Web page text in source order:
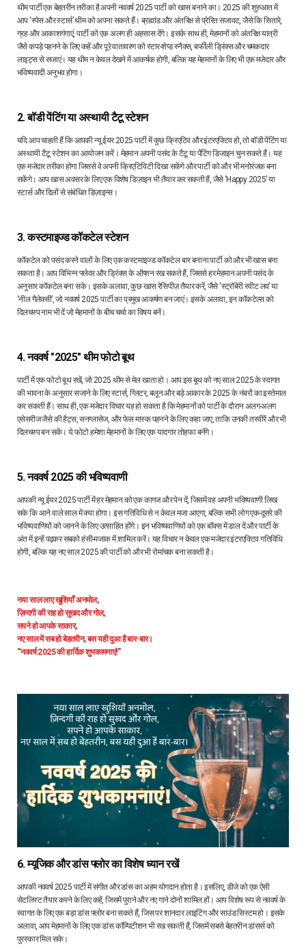
थीम पार्टी एक बेहतरीन तरीका है अपनी नववर्ष 2025 पार्टी को खास बनाने का। 2025 की शुरुआत में
आप ‘स्पेस और स्टार्स’ थीम को अपना सकते हैं। ब्रह्मांड और अंतरिक्ष से प्रेरित सजावट, जैसे कि सितारे,
ग्रह और आकाशगंगाएं, पार्टी को एक अलग ही अहसास देंगे। इसके साथ ही, मेहमानों को अंतरिक्ष यात्री
जैसे कपड़े पहनने के लिए कहें और पूरे वातावरण को स्टार-शेप्ड स्नैक्स, बर्फीली ड्रिंक्स और चमकदार
लाइट्स से सजाएं। यह थीम न केवल देखने में आकर्षक होगी, बल्कि यह मेहमानों के लिए भी एक मजेदार और
भविष्यवादी अनुभव होगा।
2. बॉडी पेंटिंग या अस्थायी टैटू स्टेशन
यदि आप चाहती हैं कि आपकी न्यू ईयर 2025 पार्टी में कुछ क्रिएटिव और इंटरएक्टिव हो, तो बॉडी पेंटिंग या
अस्थायी टैटू स्टेशन का आयोजन करें। मेहमान अपनी पसंद के टैटू या पेंटिंग डिजाइन चुन सकते हैं। यह
एक मजेदार तरीका होगा जिससे वे अपनी क्रिएटिविटी दिखा सकेंगे और पार्टी को और भी मनोरंजक बना
सकेंगे। आप खास अवसर के लिए एक विशेष डिज़ाइन भी तैयार कर सकती हैं, जैसे ‘Happy 2025’ या
स्टार्स और दिलों से संबंधित डिज़ाइन्स।
3. कस्टमाइज्ड कॉकटेल स्टेशन
कॉकटेल को पसंद करने वालों के लिए एक कस्टमाइज्ड कॉकटेल बार बनाना पार्टी को और भी खास बना
सकता है। आप विभिन्न फ्लेवर और ड्रिंक्स के ऑप्शन रख सकते हैं, जिससे हर मेहमान अपनी पसंद के
अनुसार कॉकटेल बना सके। इसके अलावा, कुछ खास रेसिपीज़ तैयार करें, जैसे ‘स्ट्रॉबेरी स्वीट लव’ या
‘नील गैलेक्सी’, जो नववर्ष 2025 पार्टी का प्रमुख आकर्षण बन जाएं। इसके अलावा, इन कॉकटेल्स को
दिलचस्प नाम भी दें जो मेहमानों के बीच चर्चा का विषय बनें।
4. नववर्ष "2025" थीम फोटो बूथ
पार्टी में एक फोटो बूथ रखें, जो 2025 थीम से मेल खाता हो। आप इस बूथ को नए साल 2025 के स्वागत
की भावना के अनुसार सजाने के लिए स्टार्स, ग्लिटर, बलून और बड़े आकार के 2025 के नंबरों का इस्तेमाल
कर सकती हैं। साथ ही, एक मजेदार विचार यह हो सकता है कि मेहमानों को पार्टी के दौरान अलग-अलग
एसेसरीज जैसे की हैट्स, सनग्लासेज, और फेस मास्क पहनने के लिए कहा जाए, ताकि उनकी तस्वीरें और भी
दिलचस्प बन सकें। ये फोटो हमेशा मेहमानों के लिए एक यादगार तोहफा बनेंगे।
5. नववर्ष 2025 की भविष्यवाणी
आपकी न्यू ईयर 2025 पार्टी में हर मेहमान को एक कागज और पेन दें, जिसमें वह अपनी भविष्यवाणी लिख
सके कि आने वाले साल में क्या होगा। इस गतिविधि से न केवल मजा आएगा, बल्कि सभी लोग एक-दूसरे की
भविष्यवाणियों को जानने के लिए उत्साहित होंगे। इन भविष्यवाणियों को एक बॉक्स में डाल दें और पार्टी के
अंत में इन्हें पढ़कर सबको हंसी-मजाक में शामिल करें। यह विचार न केवल एक मजेदार इंटरएक्टिव गतिविधि
होगी, बल्कि यह नए साल 2025 की पार्टी को और भी रोमांचक बना सकती है।
नया साल लाए खुशियाँ अनमोल,
ज़िन्दगी की राह हो सुखद और गोल,
सपने हो आपके साकार,
नए साल में सब हो बेहतरीन, बस यही दुआ है बार-बार।
“नववर्ष 2025 की हार्दिक शुभकामनाएं!”
6. म्यूजिक और डांस फ्लोर का विशेष ध्यान रखें
आपकी नववर्ष 2025 पार्टी में संगीत और डांस का अहम योगदान होता है। इसलिए, डीजे को एक ऐसी
सेटलिस्ट तैयार करने के लिए कहें, जिसमें पुराने और नए गाने दोनों शामिल हों। आप विशेष रूप से नववर्ष के
स्वागत के लिए एक बड़ा डांस फ्लोर बना सकते हैं, जिस पर शानदार लाइटिंग और साउंड सिस्टम हो। इसके
अलावा, आप मेहमानों के लिए एक डांस कॉम्पिटीशन भी रख सकती हैं, जिसमें सबसे बेहतरीन डांसर्स को
पुरस्कार मिल सके।